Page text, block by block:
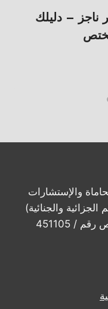
ناجز – دليلك
والإستشارات
والجنائية)